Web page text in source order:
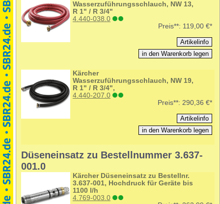
Wasserzuführungsschlauch, NW 13,
R 1" / R 3/4"
4.440-038.0
Preis**: 119,00 €*
Kärcher
Wasserzuführungsschlauch, NW 19,
R 1" / R 3/4",
4.440-207.0
Preis**: 290,36 €*
Düseneinsatz zu Bestellnummer 3.637-
001.0
Kärcher Düseneinsatz zu Bestellnr.
3.637-001, Hochdruck für Geräte bis
1100 l/h
4.769-003.0